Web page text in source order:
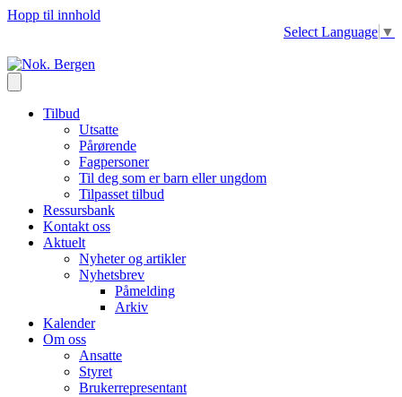
Hopp til innhold
Select Language ▼
Tilbud
Utsatte
Pårørende
Fagpersoner
Til deg som er barn eller ungdom
Tilpasset tilbud
Ressursbank
Kontakt oss
Aktuelt
Nyheter og artikler
Nyhetsbrev
Påmelding
Arkiv
Kalender
Om oss
Ansatte
Styret
Brukerrepresentant